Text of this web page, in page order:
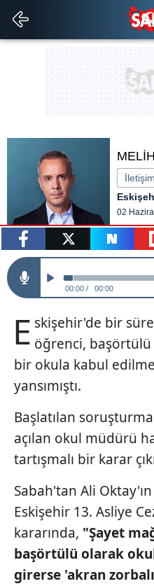
02
paylaş tweetle paylaş
00:00 00:00
E skişehir'de bir
öğrenci,
bir okula kabul
yansımıştı.
Başlatılan
açılan okul müdürü
tartışmalı bir karar
Sabah'tan Ali
Eskişehir 13. Asliye
kararında, "Şayet
başörtülü olarak
girerse 'akran zor